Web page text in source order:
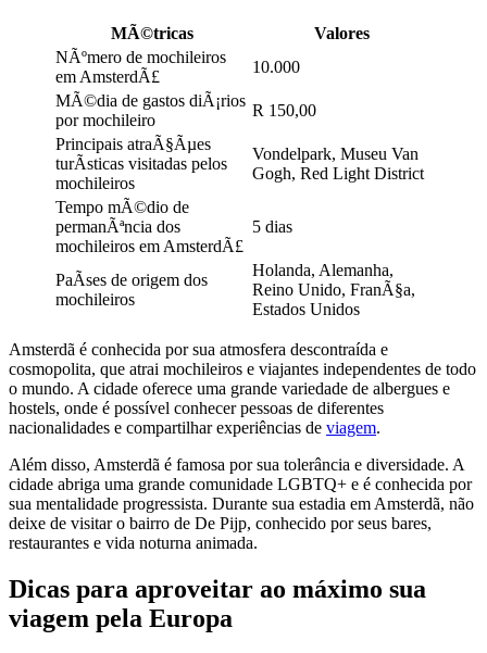
MÃ©tricas
Valores
NÃºmero de mochileiros
em AmsterdÃ£
10.000
MÃ©dia de gastos diÃ¡rios
por mochileiro
R 150,00
Principais atraÃ§Ãµes
turÃ­sticas visitadas pelos
mochileiros
Vondelpark, Museu Van
Gogh, Red Light District
Tempo mÃ©dio de
permanÃªncia dos
mochileiros em AmsterdÃ£
5 dias
PaÃ­ses de origem dos
mochileiros
Holanda, Alemanha,
Reino Unido, FranÃ§a,
Estados Unidos
Amsterdã é conhecida por sua atmosfera descontraída e
cosmopolita, que atrai mochileiros e viajantes independentes de todo
o mundo. A cidade oferece uma grande variedade de albergues e
hostels, onde é possível conhecer pessoas de diferentes
nacionalidades e compartilhar experiências de viagem.
Além disso, Amsterdã é famosa por sua tolerância e diversidade. A
cidade abriga uma grande comunidade LGBTQ+ e é conhecida por
sua mentalidade progressista. Durante sua estadia em Amsterdã, não
deixe de visitar o bairro de De Pijp, conhecido por seus bares,
restaurantes e vida noturna animada.
Dicas para aproveitar ao máximo sua
viagem pela Europa